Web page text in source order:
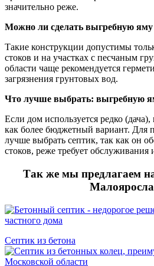
значительно реже.
Можно ли сделать выгребную яму
Такие конструкции допустимы
стоков и на участках с песчаным
области чаще рекомендуется
загрязнения грунтовых вод.
Что лучше выбрать: выгребную
Если дом используется редко
как более бюджетный вариант. Для
лучше выбрать септик, так как он
стоков, реже требует обслуживания
Так же мы предлагаем
Cептик из бетона